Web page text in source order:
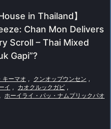
in Thailand】
Chan Mon Delivers
Scroll – Thai Mixed
Gapi”?
キーマオ , クンオップウンセン ,
イ , カオクルックガピ ,
, ホーイライ・パッ・ナムプリックパオ